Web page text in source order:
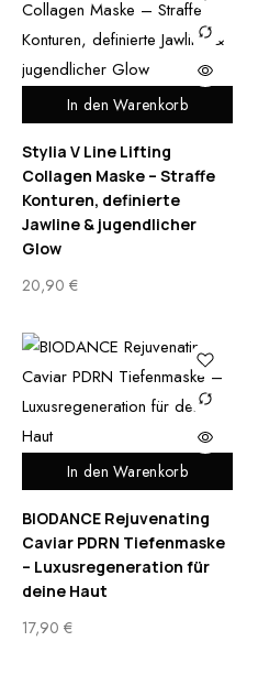
In den Warenkorb
Stylia V Line Lifting
Collagen Maske – Straffe
Konturen, definierte
Jawline & jugendlicher
Glow
20,90 €
In den Warenkorb
BIODANCE Rejuvenating
Caviar PDRN Tiefenmaske
– Luxusregeneration für
deine Haut
17,90 €